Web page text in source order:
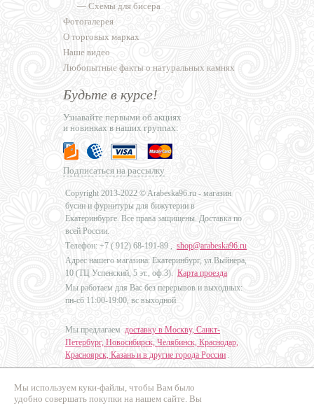
Мы используем куки-файлы, чтобы Вам было
удобно совершать покупки на нашем сайте. Вы
— Схемы для бисера
Фотогалерея
О торговых марках
Наше видео
Любопытные факты о натуральных камнях
Будьте в курсе!
Узнавайте первыми об акциях
и новинках в наших группах:
Подписаться на рассылку
Copyright 2013-2022 © Arabeska96.ru - магазин
бусин и фурнитуры для бижутерии в
Екатеринбурге. Все права защищены. Доставка по
всей России.
Телефон: +7 ( 912) 68-191-89 , shop@arabeska96.ru
Адрес нашего магазина: Екатеринбург, ул.Выйнера,
10 (ТЦ Успенский, 5 эт., оф.3). Карта проезда
Мы работаем для Вас без перерывов и выходных:
пн-сб 11:00-19:00, вс выходной
Мы предлагаем доставку в Москву, Санкт-
Петербург, Новосибирск, Челябинск, Краснодар,
Красноярск, Казань и в другие города России .
Дизайн - Наталья Мальцева